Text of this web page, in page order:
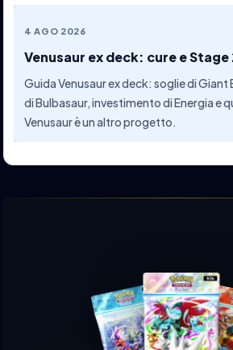
4 AGO 2026
Venusaur ex deck: cure e Stage
Guida Venusaur ex deck: soglie di
di Bulbasaur, investimento di Energia e
Venusaur è un altro progetto.